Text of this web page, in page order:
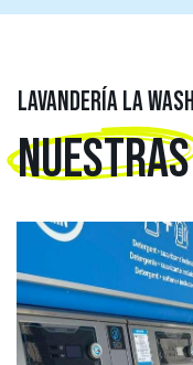
LAVANDERÍA LA WASH
NUESTRAS